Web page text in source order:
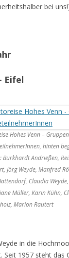
bei
Eifel
Hohes Venn –
hinten
Burkhardt Andrießen,
Jörg Weyde, Manfred
Claudia
Müller, Karin Kühn,
Marion Rautert
in die
Seit 1957 steht das